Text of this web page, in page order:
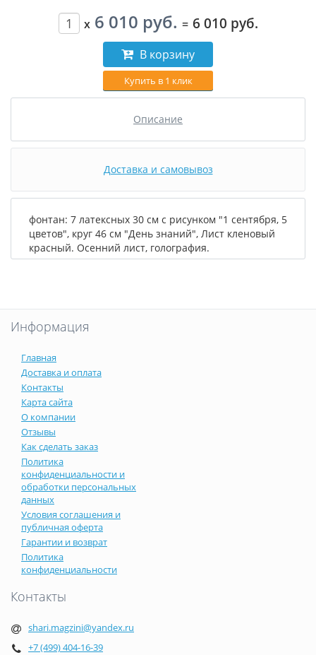
x 6 010 руб. = 6 010 руб.
В корзину
Купить в 1 клик
Описание
Доставка и самовывоз
фонтан: 7 латексных 30 см с рисунком "1 сентября, 5
цветов", круг 46 см "День знаний", Лист кленовый
красный. Осенний лист, голография.
Информация
Главная
Доставка и оплата
Контакты
Карта сайта
О компании
Отзывы
Как сделать заказ
Политика
конфиденциальности и
обработки персональных
данных
Условия соглашения и
публичная оферта
Гарантии и возврат
Политика
конфиденциальности
Контакты
shari.magzini@yandex.ru
+7 (499) 404-16-39